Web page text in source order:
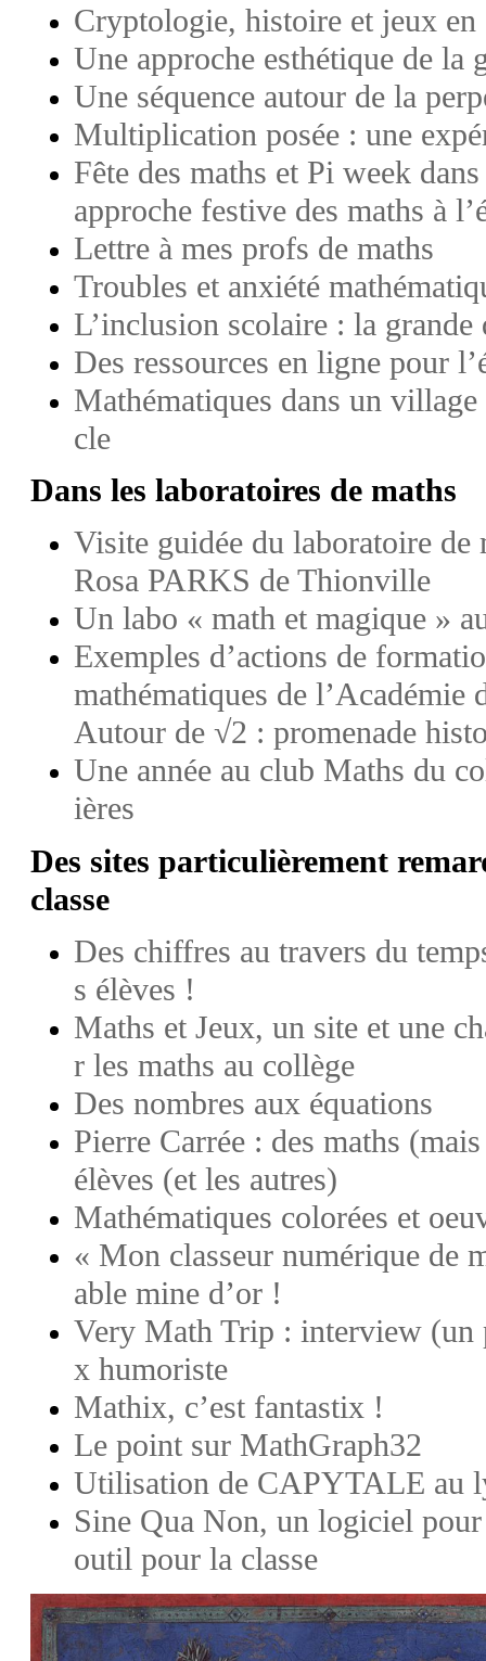
Cryptologie, histoire et jeux
Une approche esthétique de la
Une séquence autour de la
Multiplication posée : une
Fête des maths et Pi week
approche festive des maths à
Lettre à mes profs de maths
Troubles et anxiété
L’inclusion scolaire : la
Des ressources en ligne pour
Mathématiques dans un
cle
Dans les laboratoires de maths
Visite guidée du laboratoire de
Rosa PARKS de Thionville
Un labo « math et magique »
Exemples d’actions de
mathématiques de l’Académie
Autour de √2 : promenade
Une année au club Maths du
ières
Des sites particulièrement
classe
Des chiffres au travers du
s élèves !
Maths et Jeux, un site et une
r les maths au collège
Des nombres aux équations
Pierre Carrée : des maths
élèves (et les autres)
Mathématiques colorées et
« Mon classeur numérique de
able mine d’or !
Very Math Trip : interview (un
x humoriste
Mathix, c’est fantastix !
Le point sur MathGraph32
Utilisation de CAPYTALE au
Sine Qua Non, un logiciel
outil pour la classe